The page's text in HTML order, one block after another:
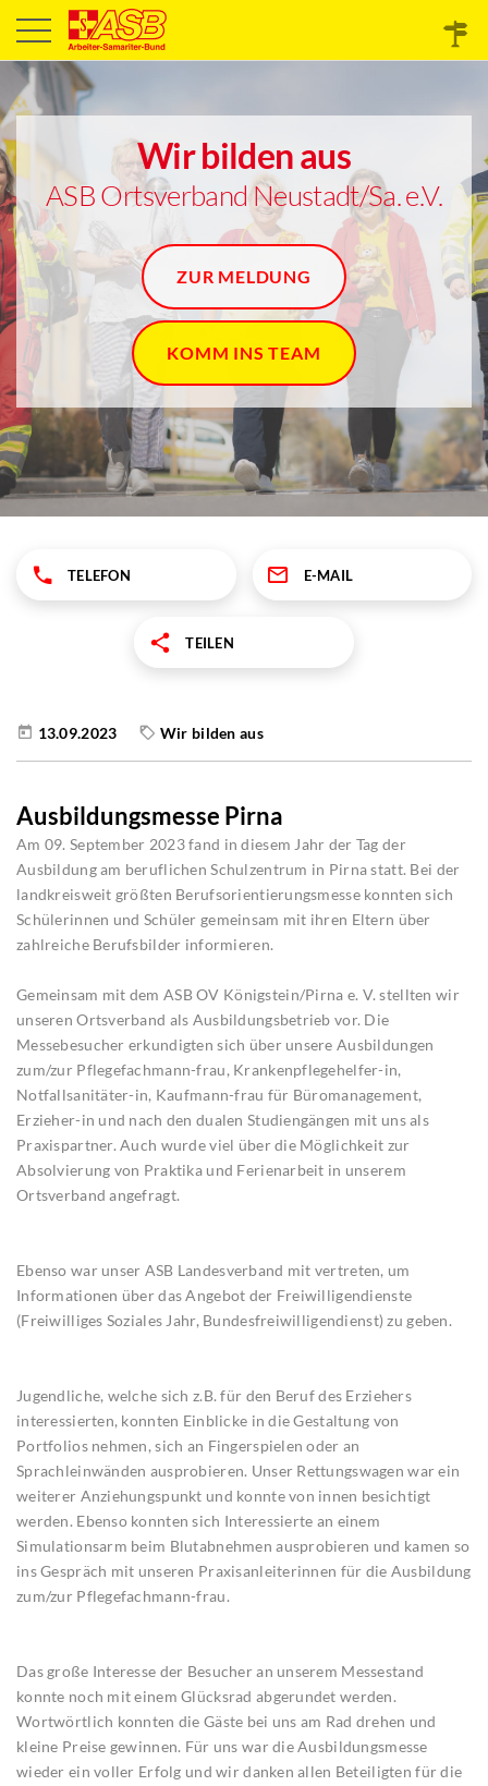
Wir bilden aus
ASB Ortsverband Neustadt/Sa. e.V.
ZUR MELDUNG
KOMM INS TEAM
TELEFON E-MAIL
TEILEN
13.09.2023 Wir bilden aus
Ausbildungsmesse Pirna
Am 09. September 2023 fand in diesem Jahr der Tag der
Ausbildung am beruflichen Schulzentrum in Pirna statt. Bei der
landkreisweit größten Berufsorientierungsmesse konnten sich
Schülerinnen und Schüler gemeinsam mit ihren Eltern über
zahlreiche Berufsbilder informieren.
Gemeinsam mit dem ASB OV Königstein/Pirna e. V. stellten wir
unseren Ortsverband als Ausbildungsbetrieb vor. Die
Messebesucher erkundigten sich über unsere Ausbildungen
zum/zur Pflegefachmann-frau, Krankenpflegehelfer-in,
Notfallsanitäter-in, Kaufmann-frau für Büromanagement,
Erzieher-in und nach den dualen Studiengängen mit uns als
Praxispartner. Auch wurde viel über die Möglichkeit zur
Absolvierung von Praktika und Ferienarbeit in unserem
Ortsverband angefragt.
Ebenso war unser ASB Landesverband mit vertreten, um
Informationen über das Angebot der Freiwilligendienste
(Freiwilliges Soziales Jahr, Bundesfreiwilligendienst) zu geben.
Jugendliche, welche sich z.B. für den Beruf des Erziehers
interessierten, konnten Einblicke in die Gestaltung von
Portfolios nehmen, sich an Fingerspielen oder an
Sprachleinwänden ausprobieren. Unser Rettungswagen war ein
weiterer Anziehungspunkt und konnte von innen besichtigt
werden. Ebenso konnten sich Interessierte an einem
Simulationsarm beim Blutabnehmen ausprobieren und kamen so
ins Gespräch mit unseren Praxisanleiterinnen für die Ausbildung
zum/zur Pflegefachmann-frau.
Das große Interesse der Besucher an unserem Messestand
konnte noch mit einem Glücksrad abgerundet werden.
Wortwörtlich konnten die Gäste bei uns am Rad drehen und
kleine Preise gewinnen. Für uns war die Ausbildungsmesse
wieder ein voller Erfolg und wir danken allen Beteiligten für die